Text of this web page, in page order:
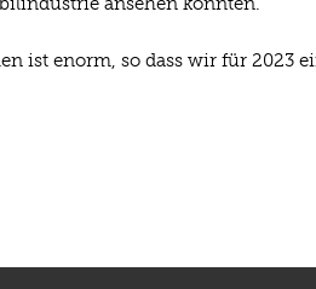
ist enorm, so dass wir für 2023